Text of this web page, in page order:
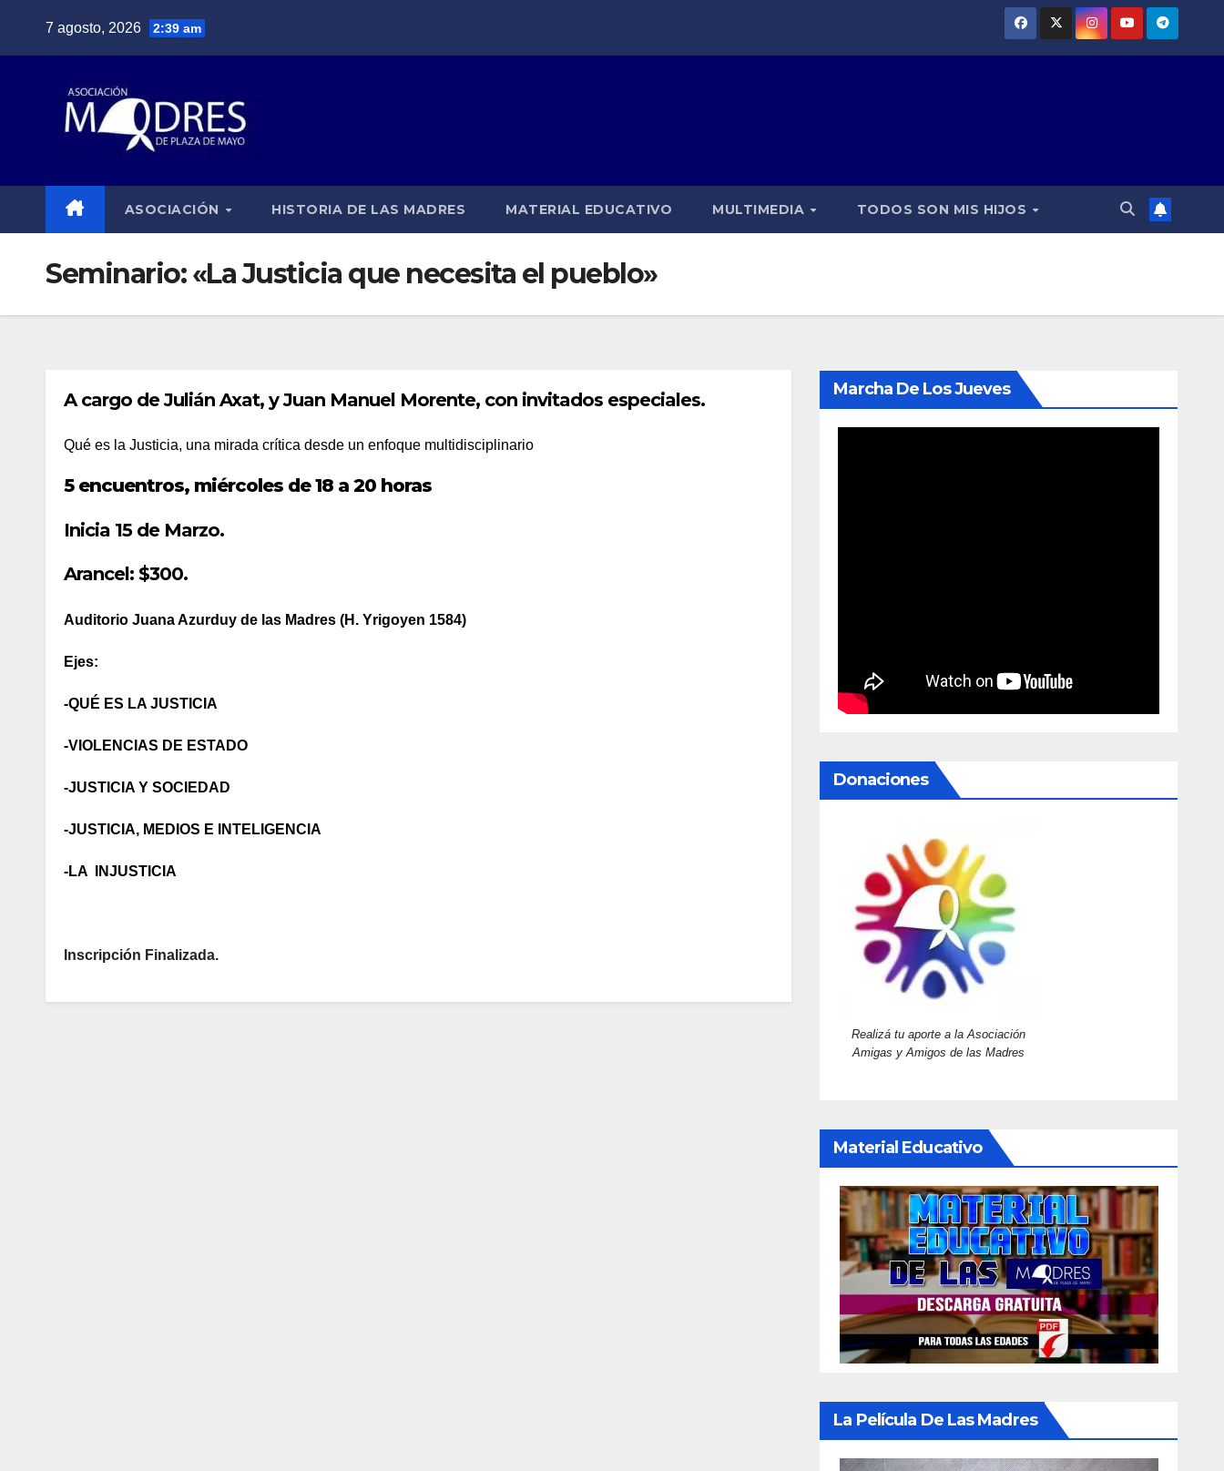
7 agosto, 2026 2:39 am
ASOCIACIÓN HISTORIA DE LAS MADRES MATERIAL EDUCATIVO MULTIMEDIA TODOS SON MIS HIJOS
Seminario: «La Justicia que necesita el pueblo»
A cargo de Julián Axat, y Juan Manuel Morente, con invitados especiales.
Qué es la Justicia, una mirada crítica desde un enfoque multidisciplinario
5 encuentros, miércoles de 18 a 20 horas
Inicia 15 de Marzo.
Arancel: $300.
Auditorio Juana Azurduy de las Madres (H. Yrigoyen 1584)
Ejes:
-QUÉ ES LA JUSTICIA
-VIOLENCIAS DE ESTADO
-JUSTICIA Y SOCIEDAD
-JUSTICIA, MEDIOS E INTELIGENCIA
-LA INJUSTICIA
Inscripción Finalizada.
Marcha De Los Jueves
Donaciones
Realizá tu aporte a la Asociación
Amigas y Amigos de las Madres
Material Educativo
La Película De Las Madres